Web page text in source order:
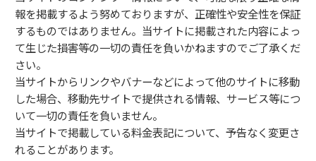
報を掲載するよう努めておりますが、正確性や安全性を保証
するものではありません。当サイトに掲載された内容によっ
て生じた損害等の一切の責任を負いかねますのでご了承くだ
さい。
当サイトからリンクやバナーなどによって他のサイトに移動
した場合、移動先サイトで提供される情報、サービス等につ
いて一切の責任を負いません。
当サイトで掲載している料金表記について、予告なく変更さ
れることがあります。